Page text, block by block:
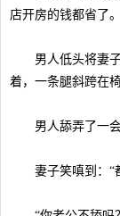
店开房的钱都省了
男人低头将妻子
着，一条腿斜跨在
男人舔弄了一会
妻子笑嗔到：“